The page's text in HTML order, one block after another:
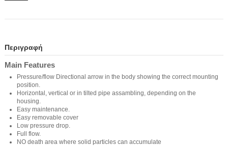
Περιγραφή
Main Features
Pressure/flow Directional arrow in the body showing the correct mounting
position.
Horizontal, vertical or in tilted pipe assambling, depending on the
housing.
Easy maintenance.
Easy removable cover
Low pressure drop.
Full flow.
NO death area where solid particles can accumulate